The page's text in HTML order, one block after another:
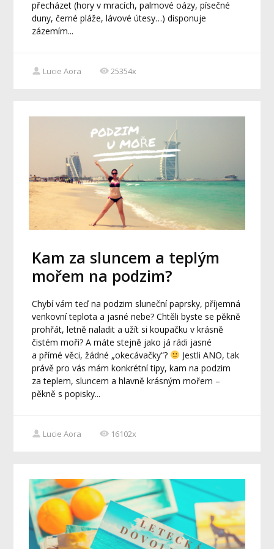
přecházet (hory v mracích, palmové oázy, písečné
duny, černé pláže, lávové útesy…) disponuje
zázemím...
Lucie Aora 25354x
Kam za sluncem a teplým
mořem na podzim?
Chybí vám teď na podzim sluneční paprsky, příjemná
venkovní teplota a jasné nebe? Chtěli byste se pěkně
prohřát, letně naladit a užít si koupačku v krásně
čistém moři? A máte stejně jako já rádi jasné
a přímé věci, žádné „okecávačky“?
Jestli ANO, tak
právě pro vás mám konkrétní tipy, kam na podzim
za teplem, sluncem a hlavně krásným mořem –
pěkně s popisky...
Lucie Aora 16102x